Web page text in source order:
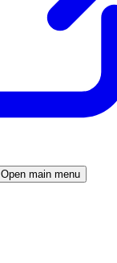
Open main menu